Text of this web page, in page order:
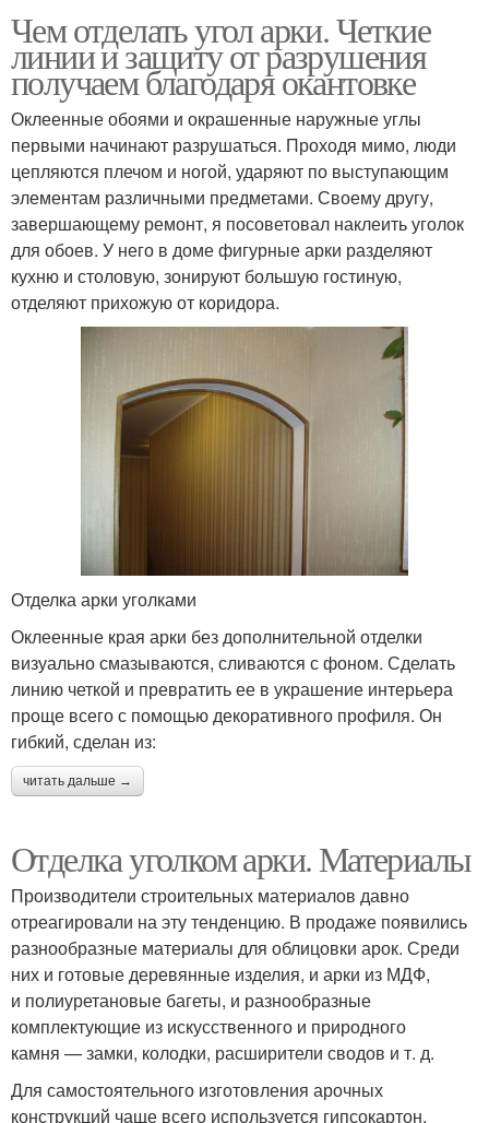
Чем отделать угол арки. Четкие
линии и защиту от разрушения
получаем благодаря окантовке
Оклеенные обоями и окрашенные наружные углы
первыми начинают разрушаться. Проходя мимо, люди
цепляются плечом и ногой, ударяют по выступающим
элементам различными предметами. Своему другу,
завершающему ремонт, я посоветовал наклеить уголок
для обоев. У него в доме фигурные арки разделяют
кухню и столовую, зонируют большую гостиную,
отделяют прихожую от коридора.
Отделка арки уголками
Оклеенные края арки без дополнительной отделки
визуально смазываются, сливаются с фоном. Сделать
линию четкой и превратить ее в украшение интерьера
проще всего с помощью декоративного профиля. Он
гибкий, сделан из:
читать дальше →
Отделка уголком арки. Материалы
Производители строительных материалов давно
отреагировали на эту тенденцию. В продаже появились
разнообразные материалы для облицовки арок. Среди
них и готовые деревянные изделия, и арки из МДФ,
и полиуретановые багеты, и разнообразные
комплектующие из искусственного и природного
камня — замки, колодки, расширители сводов и т. д.
Для самостоятельного изготовления арочных
конструкций чаще всего используется гипсокартон,